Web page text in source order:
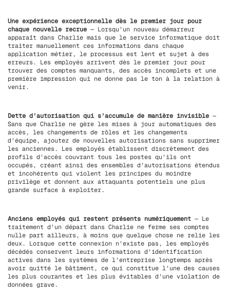
Une expérience exceptionnelle dès le premier jour pour
chaque nouvelle recrue — Lorsqu'un nouveau démarreur
apparaît dans Charlie mais que le service informatique doit
traiter manuellement ces informations dans chaque
application métier, le processus est lent et sujet à des
erreurs. Les employés arrivent dès le premier jour pour
trouver des comptes manquants, des accès incomplets et une
première impression qui ne donne pas le ton à la relation à
venir.
Dette d'autorisation qui s'accumule de manière invisible —
Sans que Charlie ne gère les mises à jour automatiques des
accès, les changements de rôles et les changements
d'équipe, ajoutez de nouvelles autorisations sans supprimer
les anciennes. Les employés établissent discrètement des
profils d'accès couvrant tous les postes qu'ils ont
occupés, créant ainsi des ensembles d'autorisations étendus
et incohérents qui violent les principes du moindre
privilège et donnent aux attaquants potentiels une plus
grande surface à exploiter.
Anciens employés qui restent présents numériquement — Le
traitement d'un départ dans Charlie ne ferme ses comptes
nulle part ailleurs, à moins que quelque chose ne relie les
deux. Lorsque cette connexion n'existe pas, les employés
décédés conservent leurs informations d'identification
actives dans les systèmes de l'entreprise longtemps après
avoir quitté le bâtiment, ce qui constitue l'une des causes
les plus courantes et les plus évitables d'une violation de
données grave.